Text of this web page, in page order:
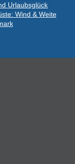
Urlaubsglück
Wind & Weite